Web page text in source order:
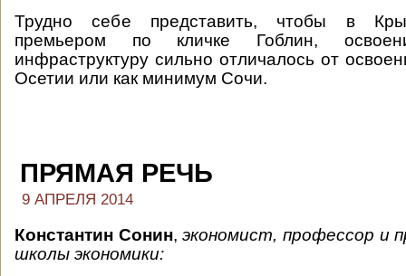
Трудно себе представить, чтобы в
премьером по кличке Гоблин,
инфраструктуру сильно отличалось от
Осетии или как минимум Сочи.
ПРЯМАЯ РЕЧЬ
9 АПРЕЛЯ 2014
Константин Сонин,экономист, профессор и
школы экономики: